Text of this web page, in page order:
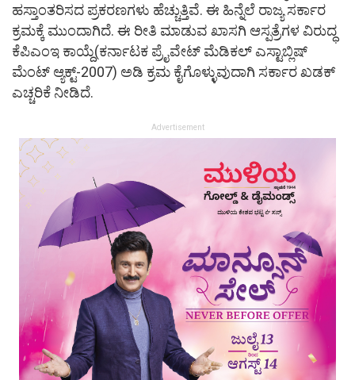
ಹಸ್ತಾಂತರಿಸದ ಪ್ರಕರಣಗಳು ಹೆಚ್ಚುತ್ತಿವೆ. ಈ ಹಿನ್ನೆಲೆ ರಾಜ್ಯ ಸರ್ಕಾರ
ಕ್ರಮಕ್ಕೆ ಮುಂದಾಗಿದೆ. ಈ ರೀತಿ ಮಾಡುವ ಖಾಸಗಿ ಆಸ್ಪತ್ರೆಗಳ ವಿರುದ್ಧ
ಕೆಪಿಎಂಇ ಕಾಯ್ದೆ(ಕರ್ನಾಟಕ ಪ್ರೈವೇಟ್​​ ಮೆಡಿಕಲ್ ಎಸ್ಟಾಬ್ಲಿಷ್​​
ಮೆಂಟ್​​ ಆ್ಯಕ್ಟ್​-2007) ಅಡಿ ಕ್ರಮ ಕೈಗೊಳ್ಳುವುದಾಗಿ ಸರ್ಕಾರ ಖಡಕ್
ಎಚ್ಚರಿಕೆ ನೀಡಿದೆ.
Advertisement